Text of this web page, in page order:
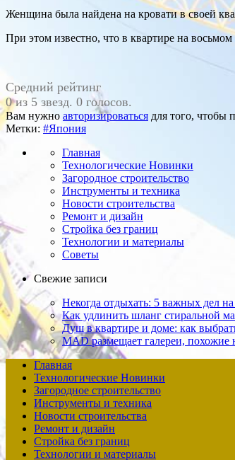
Женщина была найдена на кровати в своей
При этом известно, что в квартире на
Средний рейтинг
0 из 5 звезд. 0 голосов.
Вам нужно авторизироваться для того, чтобы
Метки: #Япония
Главная
Технологические Новинки
Загородное строительство
Инструменты и техника
Новости строительства
Ремонт и дизайн
Стройка без границ
Технологии и материалы
Советы
Свежие записи
Некогда отдыхать: 5 важных дел
Как удлинить шланг стиральной
Душ в квартире и доме: как
MAD размещает галереи,
Главная
Технологические Новинки
Загородное строительство
Инструменты и техника
Новости строительства
Ремонт и дизайн
Стройка без границ
Технологии и материалы